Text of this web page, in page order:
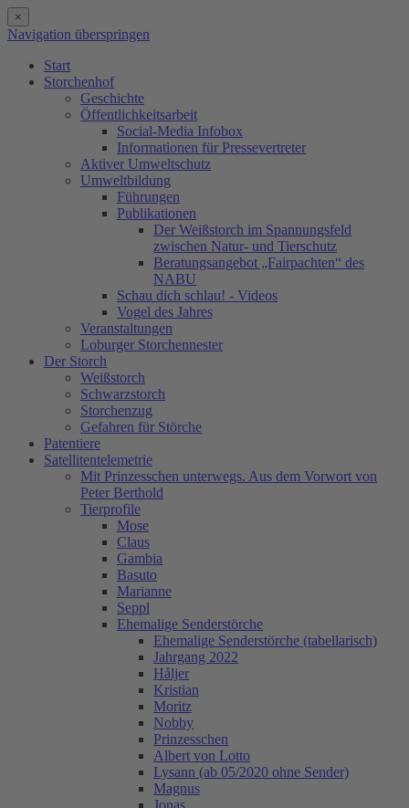
×
Navigation überspringen
Start
Storchenhof
Geschichte
Öffentlichkeitsarbeit
Social-Media Infobox
Informationen für Pressevertreter
Aktiver Umweltschutz
Umweltbildung
Führungen
Publikationen
Der Weißstorch im Spannungsfeld
zwischen Natur- und Tierschutz
Beratungsangebot „Fairpachten“ des
NABU
Schau dich schlau! - Videos
Vogel des Jahres
Veranstaltungen
Loburger Storchennester
Der Storch
Weißstorch
Schwarzstorch
Storchenzug
Gefahren für Störche
Patentiere
Satellitentelemetrie
Mit Prinzesschen unterwegs. Aus dem Vorwort von
Peter Berthold
Tierprofile
Mose
Claus
Gambia
Basuto
Marianne
Seppl
Ehemalige Senderstörche
Ehemalige Senderstörche (tabellarisch)
Jahrgang 2022
Håljer
Kristian
Moritz
Nobby
Prinzesschen
Albert von Lotto
Lysann (ab 05/2020 ohne Sender)
Magnus
Jonas